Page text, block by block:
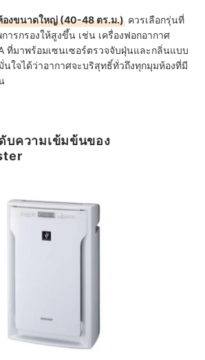
องขนาดใหญ่ (40-48 ตร.ม.) ควรเลือกรุ่นที่
ารกรองให้สูงขึ้น เช่น เครื่องฟอกอากาศ
ที่มาพร้อมเซนเซอร์ตรวจจับฝุ่นและกลิ่นแบบ
ใจได้ว่าอากาศจะบริสุทธิ์ทั่วถึงทุกมุมห้องที่มี
บความเข้มข้นของ